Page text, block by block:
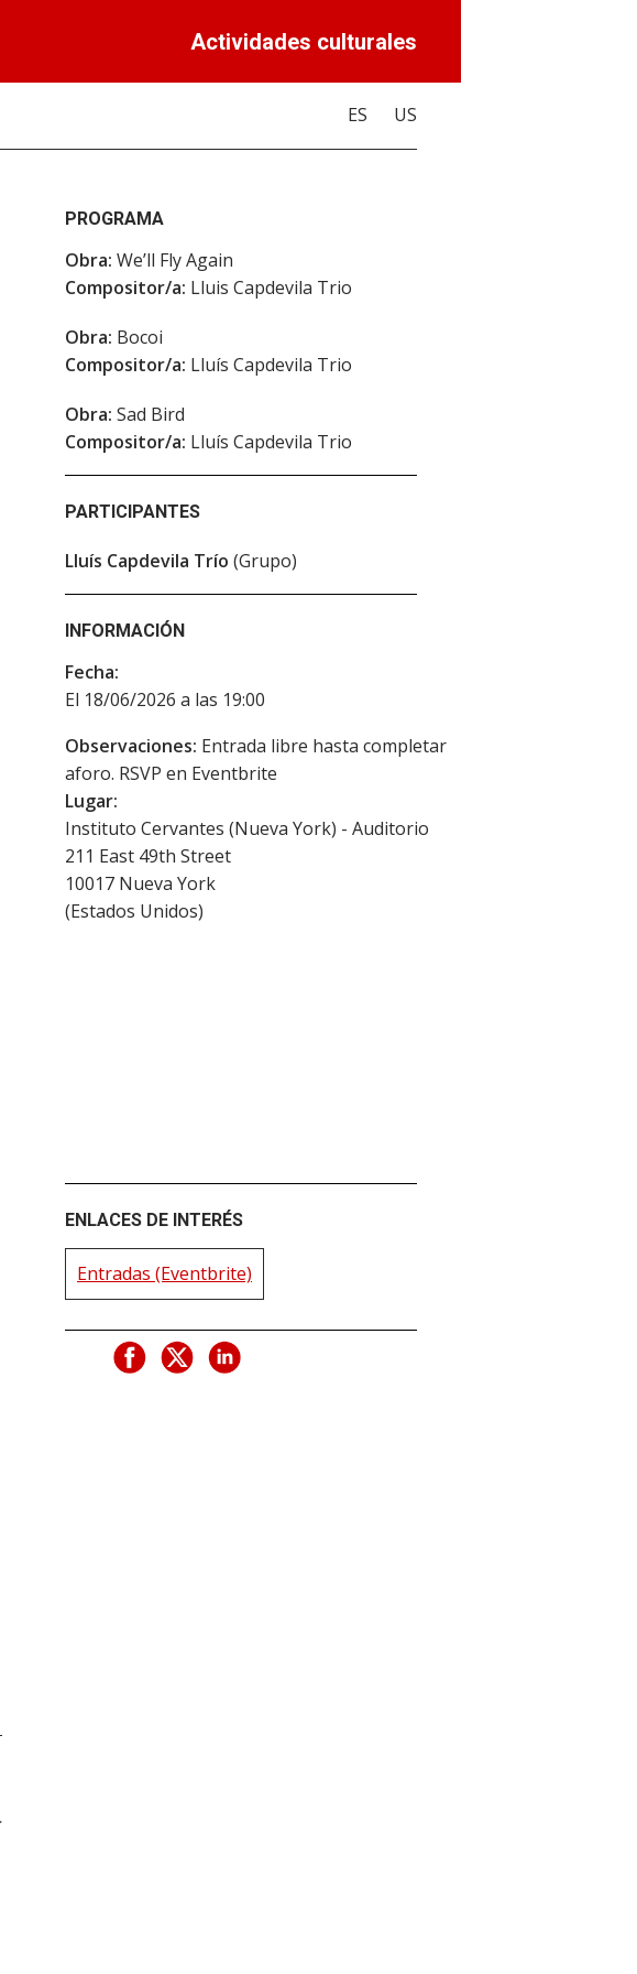
Actividades culturales
ES US
PROGRAMA
Obra: We’ll Fly Again
Compositor/a: Lluis Capdevila Trio
Obra: Bocoi
Compositor/a: Lluís Capdevila Trio
Obra: Sad Bird
Compositor/a: Lluís Capdevila Trio
PARTICIPANTES
Lluís Capdevila Trío (Grupo)
INFORMACIÓN
Fecha:
El 18/06/2026 a las 19:00
Observaciones: Entrada libre hasta completar
aforo. RSVP en Eventbrite
Lugar:
Instituto Cervantes (Nueva York) - Auditorio
211 East 49th Street
10017 Nueva York
(Estados Unidos)
ENLACES DE INTERÉS
Entradas (Eventbrite)